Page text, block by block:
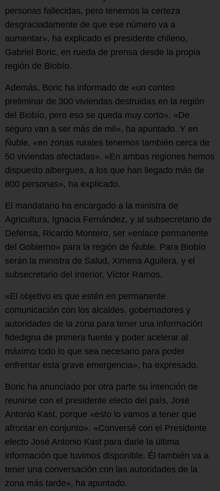
personas fallecidas, pero tenemos la certeza
desgraciadamente de que ese número va a
aumentar», ha explicado el presidente chileno,
Gabriel Boric, en rueda de prensa desde la propia
región de Biobío.
Además, Boric ha informado de «un conteo
preliminar de 300 viviendas destruidas en la región
del Biobío, pero eso se queda muy corto». «De
seguro van a ser más de mil», ha apuntado. Y en
Ñuble, «en zonas rurales tenemos también cerca de
50 viviendas afectadas». «En ambas regiones hemos
dispuesto albergues, a los que han llegado más de
800 personas», ha explicado.
El mandatario ha encargado a la ministra de
Agricultura, Ignacia Fernández, y al subsecretario de
Defensa, Ricardo Montero, ser «enlace permanente
del Gobierno» para la región de Ñuble. Para Biobío
serán la ministra de Salud, Ximena Aguilera, y el
subsecretario del Interior, Víctor Ramos.
«El objetivo es que estén en permanente
comunicación con los alcaldes, gobernadores y
autoridades de la zona para tener una información
fidedigna de primera fuente y poder acelerar al
máximo todo lo que sea necesario para poder
enfrentar esta grave emergencia», ha expresado.
Boric ha anunciado por otra parte su intención de
reunirse con el presidente electo del país, José
Antonio Kast, porque «esto lo vamos a tener que
afrontar en conjunto». «Conversé con el Presidente
electo José Antonio Kast para darle la última
información que tuvimos disponible. Él también va a
tener una conversación con las autoridades de la
zona más tarde», ha apuntado.